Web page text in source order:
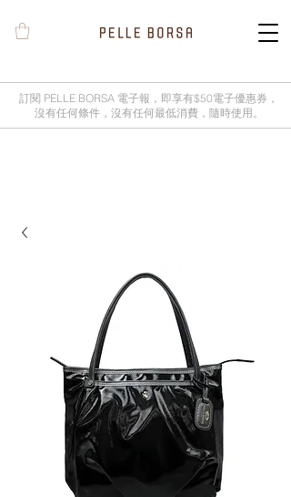
訂閱 PELLE BORSA 電子報，即享有$50電子優惠券，
沒有任何條件，沒有任何最低消費，隨時使用。